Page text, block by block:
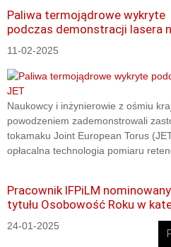
Paliwa termojądrowe wykryte
podczas demonstracji lasera
11-02-2025
Naukowcy i inżynierowie z ośmiu
powodzeniem zademonstrowali
tokamaku Joint European Torus
opłacalna technologia pomiaru
Pracownik IFPiLM
tytułu Osobowość Roku w
24-01-2025